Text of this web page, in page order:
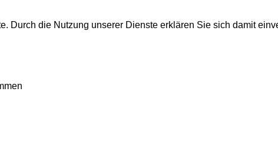
Durch die Nutzung unserer Dienste erklären Sie sich damit